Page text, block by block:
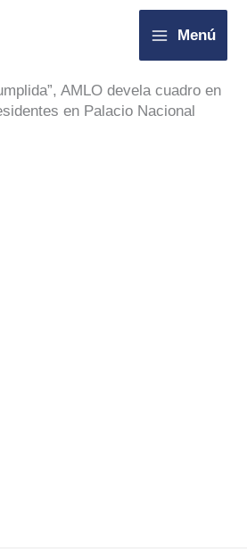
Menú
AMLO devela cuadro en
en Palacio Nacional